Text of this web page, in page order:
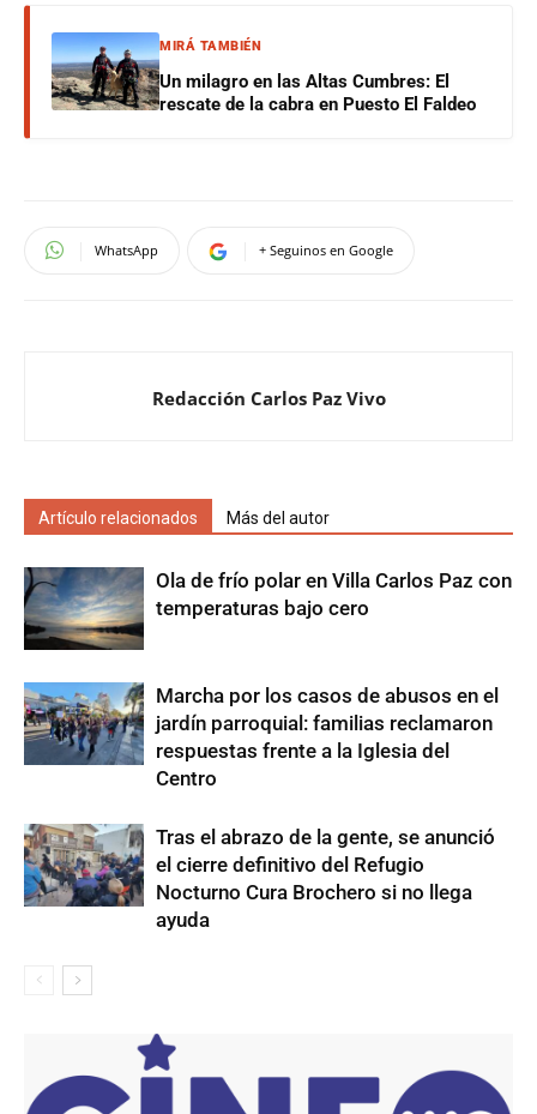
MIRÁ TAMBIÉN
Un milagro en las Altas Cumbres: El
rescate de la cabra en Puesto El Faldeo
WhatsApp + Seguinos en Google
Redacción Carlos Paz Vivo
Artículo relacionados Más del autor
Ola de frío polar en Villa Carlos Paz con
temperaturas bajo cero
Marcha por los casos de abusos en el
jardín parroquial: familias reclamaron
respuestas frente a la Iglesia del
Centro
Tras el abrazo de la gente, se anunció
el cierre definitivo del Refugio
Nocturno Cura Brochero si no llega
ayuda